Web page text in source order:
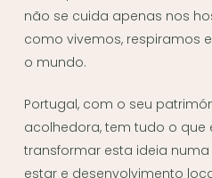
não se cuida apenas nos
como vivemos, respiramos
o mundo.
Portugal, com o seu
acolhedora, tem tudo o que
transformar esta ideia
estar e desenvolvimento